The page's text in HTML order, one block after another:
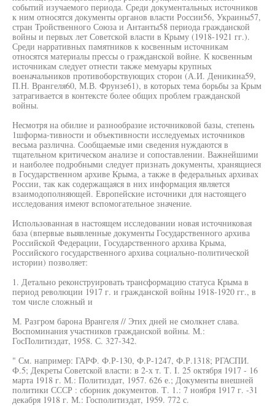
событий изучаемого периода. Среди документальных источников
к ним относятся документы органов власти России56, Украины57,
стран Тройственного Союза и Антанты58 периода гражданской
войны и первых лет Советской власти в Крыму (1918-1921 гг.).
Среди нарративных памятников к косвенным источникам
относятся материалы прессы о гражданской войне. К косвенным
источникам следует отнести также мемуары крупных
военачальников противоборствующих сторон (А.И. Деникина59,
П.Н. Врангеля60, М.В. Фрунзе61), в которых тема борьбы за Крым
затрагивается в контексте более общих проблем гражданской
войны.
Несмотря на обилие и разнообразие источниковой базы, степень
1шформа-тивности и объективности исследуемых источников
весьма различна. Сообщаемые ими сведения нуждаются в
тщательном критическом анализе и сопоставлении. Важнейшими
и наиболее подробными следует признать документы, хранящиеся
в Государственном архиве Крыма, а также в федеральных архивах
России, так как содержащаяся в них информация является
взаимодополняющей. Европейские источники для настоящего
исследования имеют вспомогательное значение.
Использованная в настоящем исследовании новая источниковая
база (впервые выявленные документы Государственного архива
Российской Федерации, Государственного архива Крыма,
Российского государственного архива социально-политической
истории) позволяет:
1. Детально реконструировать трансформацию статуса Крыма в
период революции 1917 г. и гражданской войны 1918-1920 гг., в
том числе сложный и
М. Разгром барона Врангеля // Этих дней не смолкнет слава.
Воспоминания участников гражданской войны. M.:
ГосПолитиздат, 1958. С. 327-342.
" См. например: ГАРФ. Ф.Р-130, Ф.Р-1247, Ф.Р.1318; РГАСПИ.
Ф.5; Декреты Советской власти: в 2-х т. Т. I. 25 октября 1917 - 16
марта 1918 г. М.: Политиздат, 1957. 626 е.; Документы внешней
политики СССР : сборник документов. Т. 1.: 7 ноября 1917 г. -31
декабря 1918 г. М.: Госполитиздат, 1959. 772 с.